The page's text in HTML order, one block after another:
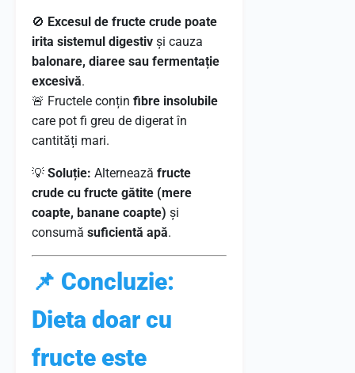
🚫 Excesul de fructe crude poate
irita sistemul digestiv și cauza
balonare, diaree sau fermentație
excesivă.
🚨 Fructele conțin fibre insolubile
care pot fi greu de digerat în
cantități mari.
💡 Soluție: Alternează fructe
crude cu fructe gătite (mere
coapte, banane coapte) și
consumă suficientă apă.
📌 Concluzie:
Dieta doar cu
fructe este